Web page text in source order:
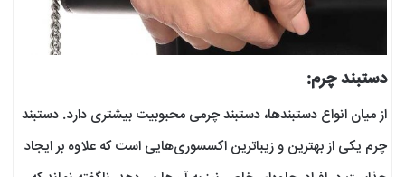
دستبند چرم:
از میان انواع دستبند‌ها، دستبند چرمی محبوبیت بیشتری دارد. دستبند
چرم یکی از بهترین و زیباترین اکسسوری‌هایی است که علاوه بر ایجاد